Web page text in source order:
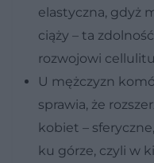
elastyczna, gdyż
ciąży – ta
rozwojowi
U mężczyzn
sprawia, że
kobiet –
ku górze, czyli w